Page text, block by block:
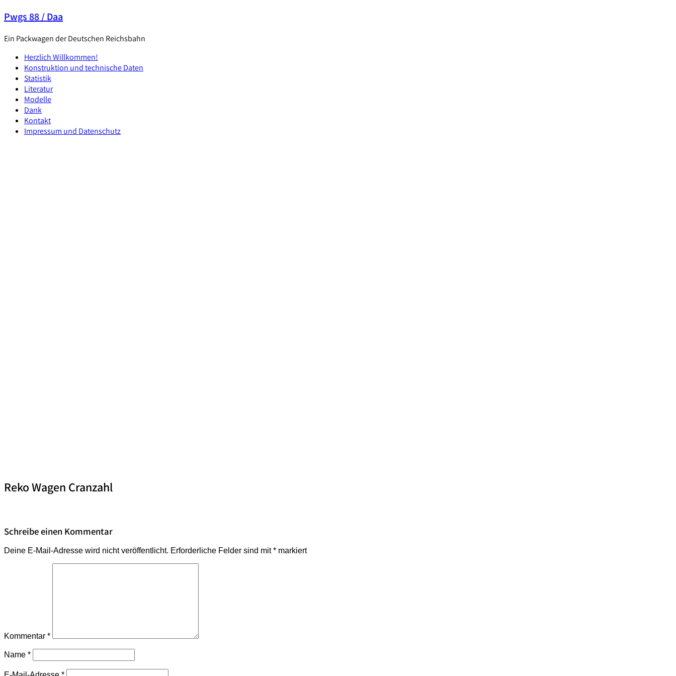
Skip
content
Pwgs 88 / Daa
Ein Packwagen der Deutschen Reichsbahn
Herzlich Willkommen!
Konstruktion und technische Daten
Statistik
Literatur
Modelle
Dank
Kontakt
Impressum und Datenschutz
Reko Wagen Cranzahl
Schreibe einen Kommentar
Deine E-Mail-Adresse wird nicht veröffentlicht. Erforderliche Felder sind mit* markiert
Kommentar *
Name *